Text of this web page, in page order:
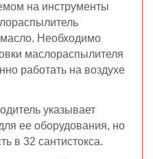
на инструменты
Необходимо
маслораспылителя
работать на воздухе
указывает
ее оборудования, но
в 32 сантистокса.